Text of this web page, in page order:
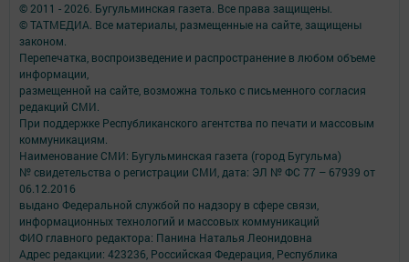
© 2011 - 2026. Бугульминская газета. Все права защищены.
© ТАТМЕДИА. Все материалы, размещенные на сайте, защищены
законом.
Перепечатка, воспроизведение и распространение в любом объеме
информации,
размещенной на сайте, возможна только с письменного согласия
редакций СМИ.
При поддержке Республиканского агентства по печати и массовым
коммуникациям.
Наименование СМИ: Бугульминская газета (город Бугульма)
№ свидетельства о регистрации СМИ, дата: ЭЛ № ФС 77 – 67939 от
06.12.2016
выдано Федеральной службой по надзору в сфере связи,
информационных технологий и массовых коммуникаций
ФИО главного редактора: Панина Наталья Леонидовна
Адрес редакции: 423236, Российская Федерация, Республика